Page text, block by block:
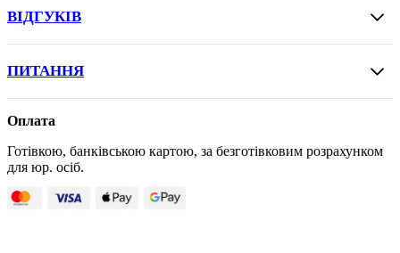
ВІДГУКІВ
ПИТАННЯ
Оплата
Готівкою, банківською картою, за безготівковим розрахунком
для юр. осіб.